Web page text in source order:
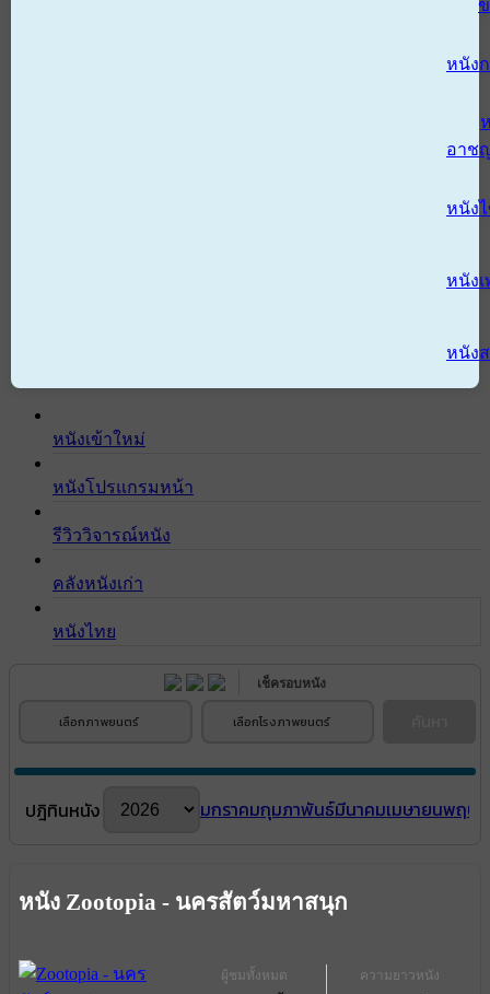
หนัง
อาช
หนัง
หนังเ
หนัง
หนังเข้าใหม่
หนังโปรแกรมหน้า
รีวิววิจารณ์หนัง
คลังหนังเก่า
หนังไทย
เช็ครอบหนัง
เลือกภาพยนตร์ เลือกโรงภาพยนตร์
ปฎิทินหนัง มกราคมกุมภาพันธ์มีนาคมเมษายนพฤษ
ผู้ชมทั้งหมด ความยาวหนัง
หนัง Zootopia - นครสัตว์มหาสนุก